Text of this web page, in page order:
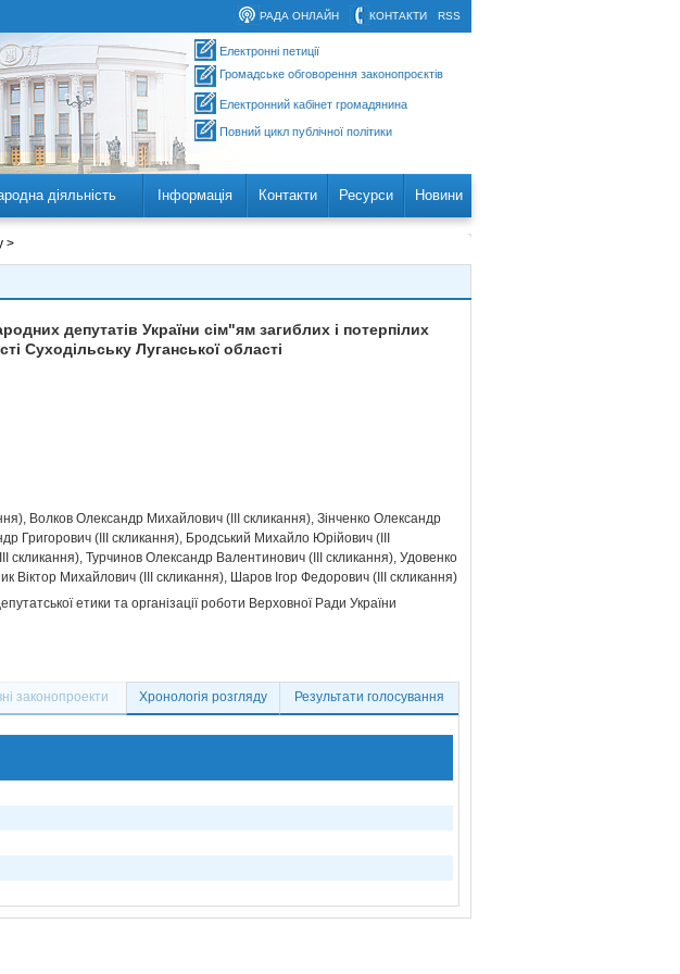
RSS
КОНТАКТИ
РАДА ОНЛАЙН
Електронні петиції
Громадське обговорення законопроєктів
Електронний кабінет громадянина
Повний цикл публічної політики
діяльність Інформація Контакти Ресурси Новини
>
депутатів України сім"ям загиблих і потерпілих
Суходільську Луганської області
Волков Олександр Михайлович (III скликання) Зінченко Олександр
Григорович (III скликання) Бродський Михайло Юрійович (III
скликання) Турчинов Олександр Валентинович (III скликання) Удовенко
Віктор Михайлович (III скликання) Шаров Ігор Федорович (III скликання)
етики та організації роботи Верховної Ради України
законопроекти Хронологія розгляду Результати голосування